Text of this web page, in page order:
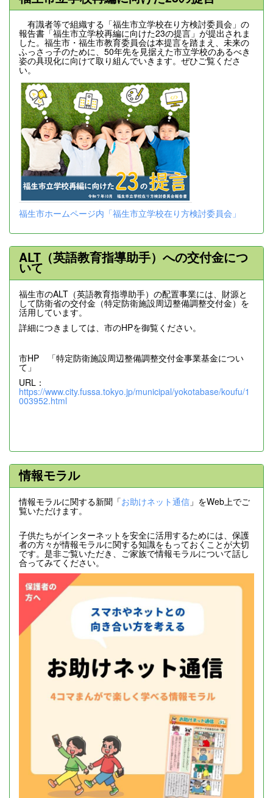
有識者等で組織する「福生市立学校在り方検討委員会」の
報告書「福生市立学校再編に向けた23の提言」が提出されま
した。福生市・福生市教育委員会は本提言を踏まえ、未来の
ふっさっ子のために、50年先を見据えた市立学校のあるべき
姿の具現化に向けて取り組んでいきます。ぜひご覧くださ
い。
福生市ホームページ内「福生市立学校在り方検討委員会」
ALT（英語教育指導助手）への交付金につ
いて
福生市のALT（英語教育指導助手）の配置事業には、財源と
して防衛省の交付金（特定防衛施設周辺整備調整交付金）を
活用しています。
詳細につきましては、市のHPを御覧ください。
市HP 「特定防衛施設周辺整備調整交付金事業基金につい
て」
URL：
https://www.city.fussa.tokyo.jp/municipal/yokotabase/koufu/1
003952.html
情報モラル
情報モラルに関する新聞「お助けネット通信 」をWeb上でご
覧いただけます。
子供たちがインターネットを安全に活用するためには、保護
者の方々が情報モラルに関する知識をもっておくことが大切
です。是非ご覧いただき、ご家族で情報モラルについて話し
合ってみてください。